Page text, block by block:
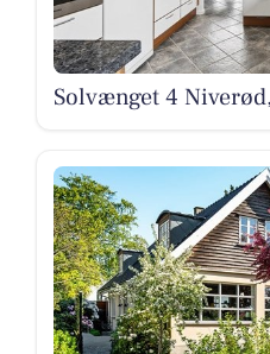
Solvænget 4